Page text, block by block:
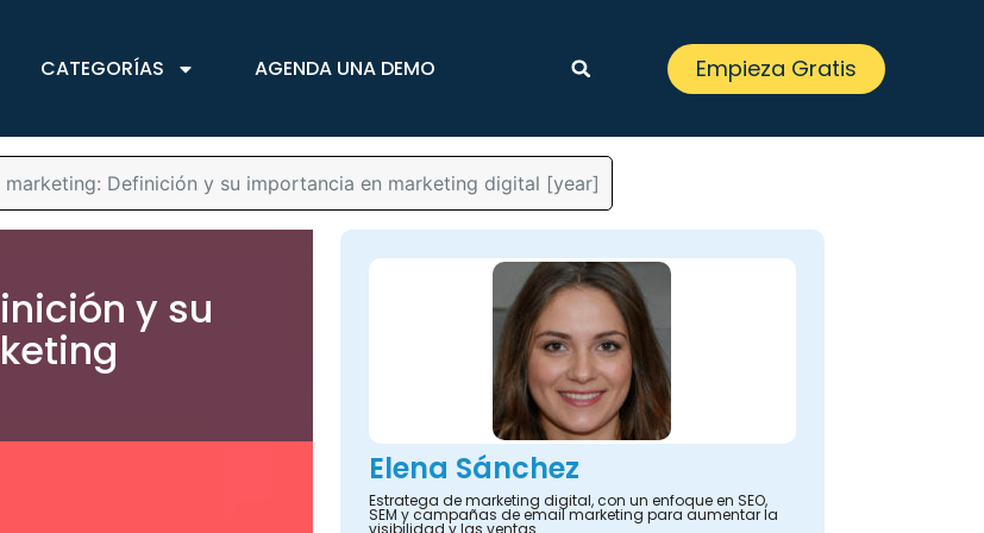
CATEGORÍAS AGENDA UNA DEMO Empieza Gratis
marketing: Definición y su importancia en marketing digital [year]
y su
Elena Sánchez
Estratega de marketing digital, con un enfoque en SEO,
SEM y campañas de email marketing para aumentar la
visibilidad y las ventas.